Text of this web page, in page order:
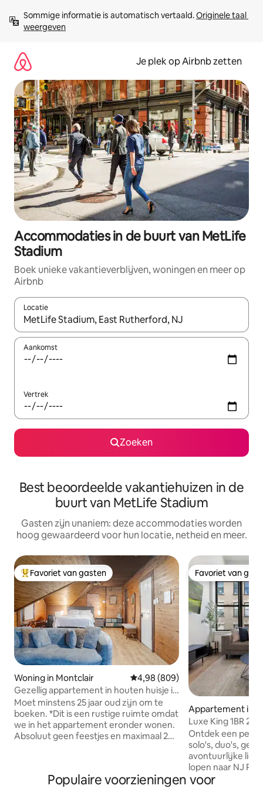
direct
naar
Sommige informatie is automatisch vertaald. Originele taal
weergeven
Je plek op Airbnb zetten
Accommodaties in de buurt van MetLife
Stadium
Boek unieke vakantieverblijven, woningen en meer op
Airbnb
Locatie
Wanneer er resultaten beschikbaar zijn, maak je een keuze
Aankomst
Vertrek
Zoeken
Best beoordeelde vakantiehuizen in de
buurt van MetLife Stadium
Gasten zijn unaniem: deze accommodaties worden
hoog gewaardeerd voor hun locatie, netheid en meer.
Topfavoriet van gasten
Favoriet van gasten
Woning in Montclair Gemiddelde beoordeling van
4,98 (809)
Gezellig appartement in houten huisje in
het centrum van Montclair
Moet minstens 25 jaar oud zijn om te
boeken. *Dit is een rustige ruimte omdat
we in het appartement eronder wonen.
Absoluut geen feestjes en maximaal 2
van de stad. Tal van restaurants, bars,
Favoriet van
Favoriet van
Appartement in
Luxe King 1BR 25
naar Prudential/
Ontdek een
solo's, duo's,
avontuurlijke
lopen naar NJ
NYC in minder
Populaire voorzieningen voor